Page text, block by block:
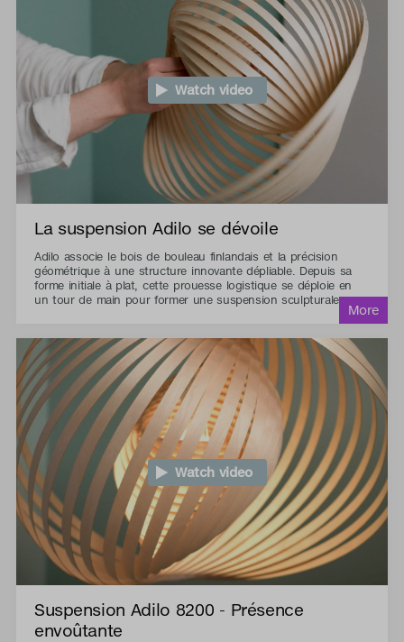
Watch video
La suspension Adilo se dévoile
Adilo associe le bois de bouleau finlandais et la précision
géométrique à une structure innovante dépliable. Depuis sa
forme initiale à plat, cette prouesse logistique se déploie en
un tour de main pour former une suspension sculpturale.
Watch video
Suspension Adilo 8200 - Présence
envoûtante